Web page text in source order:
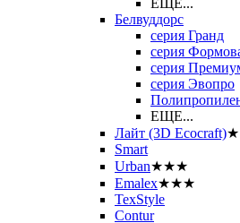
Белвуддорс
серия Гранд
серия
серия
серия Эвопро
ЕЩЕ...
Лайт (3D Ecocraft)
Smart
Urban★★★
Emalex★★★
TexStyle
Contur